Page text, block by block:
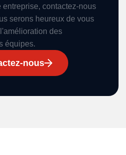
contactez-nous
serons heureux de vous
des
équipes.
nous